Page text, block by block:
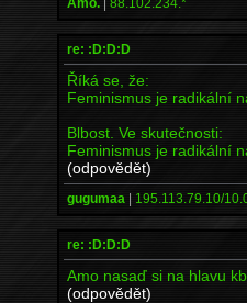
re: :D:D:D
Říká se, že:
Feminismus je radikální
Blbost. Ve skutečnosti:
Feminismus je radikální
(odpovědět)
gugumaa | 195.113.79.10/
re: :D:D:D
Amo nasaď si na hlavu
(odpovědět)